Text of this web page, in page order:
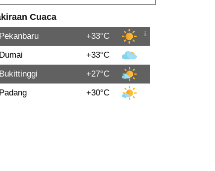
Cuaca
Pekanbaru
+33°C
Dumai
+33°C
Bukittinggi
+27°C
Padang
+30°C